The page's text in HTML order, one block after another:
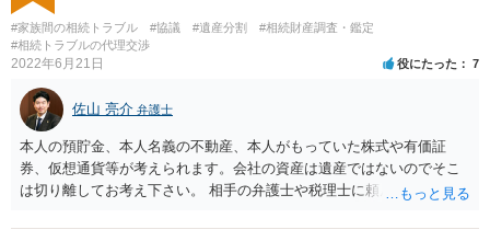
産分割に関係ない(と思われる)いきさつを沢山盛り込むことだと考えま
す(あくまで遺産分割に関係することに留める方が、裁判所や調停委員
の方に事情を理解してもらいやすいと思います)。
#家族間の相続トラブル #協議 #遺産分割
#相続財産調査・鑑定
#相続トラブルの代理交渉
2022年6月21日 役にたった 7
佐山 亮介 弁護士
本人の預貯金、本人名義の不動産、本人がもっていた株式や有価証
券、仮想通貨等が考えられます。会社の資産は遺産ではないのでそこ
は切り離してお考え下さい。 相手の弁護士や税理士に頼んでも守秘義
意に開示を求め、応じなければ「調査嘱託」という手続きを使って銀